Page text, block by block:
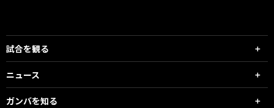
試合を観る
ニュース
ガンバを知る